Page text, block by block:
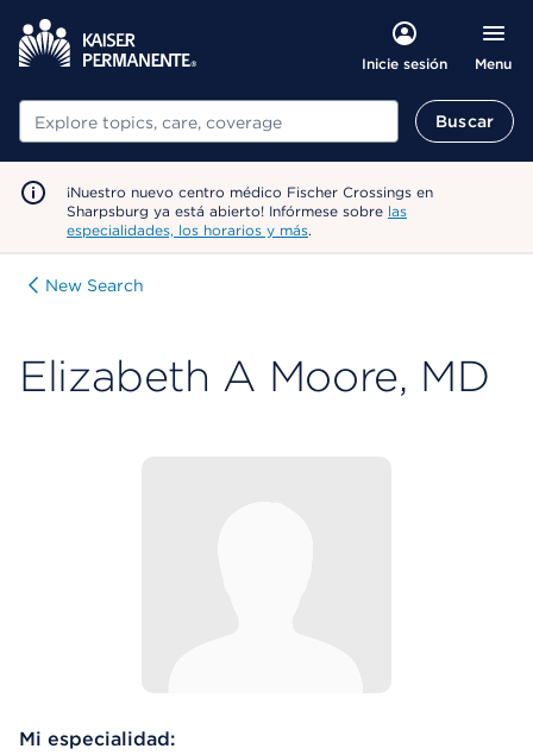
Inicie sesión Menu
Buscar Buscar
¡Nuestro nuevo centro médico Fischer Crossings en
Sharpsburg ya está abierto! Infórmese sobre las
especialidades, los horarios y más.
New Search
Elizabeth A Moore, MD
Mi especialidad: